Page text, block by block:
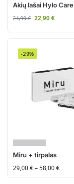
Akių lašai Hylo Care
24,90€ 22,90€
-29%
Miru + tirpalas
29,00€–58,00€